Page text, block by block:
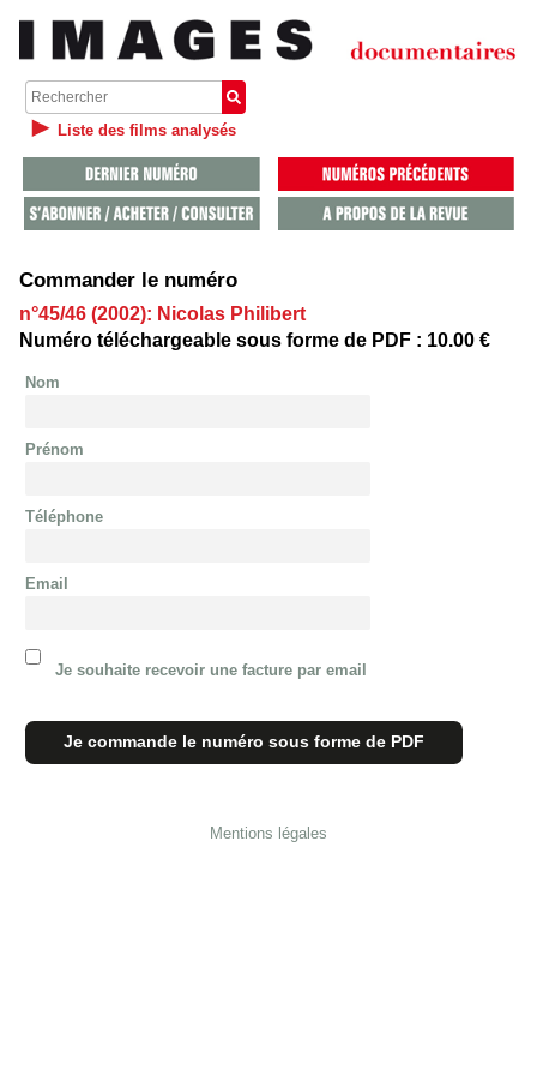
Liste des films analysés
Commander le numéro
n°45/46 (2002): Nicolas Philibert
Numéro téléchargeable sous forme de PDF : 10.00 €
Nom
Prénom
Téléphone
Email
Je souhaite recevoir une facture par email
Mentions légales